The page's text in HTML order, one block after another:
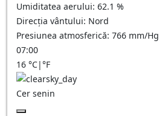
Umiditatea aerului: 62.1 %
Direcția vântului: Nord
Presiunea atmosferică: 766 mm/Hg
07:00
16 °C|°F
Cer senin